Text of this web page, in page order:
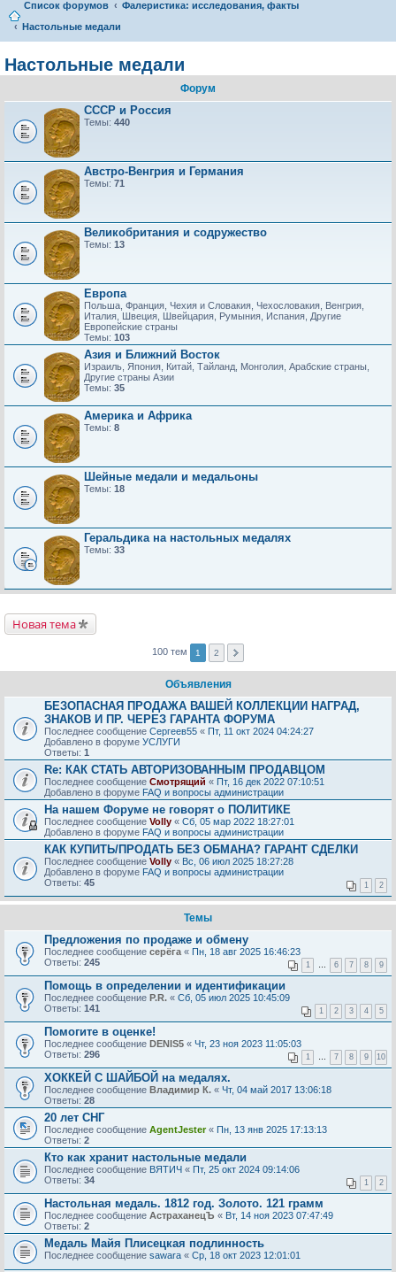
Список форумов
Фалеристика: исследования, факты
Настольные медали
Настольные медали
Форум
СССР и Россия
Темы: 440
Австро-Венгрия и Германия
Темы: 71
Великобритания и содружество
Темы: 13
Европа
Польша, Франция, Чехия и Словакия, Чехословакия, Венгрия,
Италия, Швеция, Швейцария, Румыния, Испания, Другие
Европейские страны
Темы: 103
Азия и Ближний Восток
Израиль, Япония, Китай, Тайланд, Монголия, Арабские страны,
Другие страны Азии
Темы: 35
Америка и Африка
Темы: 8
Шейные медали и медальоны
Темы: 18
Геральдика на настольных медалях
Темы: 33
Новая тема
100 тем 1 2
Объявления
БЕЗОПАСНАЯ ПРОДАЖА ВАШЕЙ КОЛЛЕКЦИИ НАГРАД,
ЗНАКОВ И ПР. ЧЕРЕЗ ГАРАНТА ФОРУМА
Последнее сообщение Сергеев55 « Пт, 11 окт 2024 04:24:27
Добавлено в форуме УСЛУГИ
Ответы: 1
Re: КАК СТАТЬ АВТОРИЗОВАННЫМ ПРОДАВЦОМ
Последнее сообщение Смотрящий « Пт, 16 дек 2022 07:10:51
Добавлено в форуме FAQ и вопросы администрации
На нашем Форуме не говорят о ПОЛИТИКЕ
Последнее сообщение Volly « Сб, 05 мар 2022 18:27:01
Добавлено в форуме FAQ и вопросы администрации
КАК КУПИТЬ/ПРОДАТЬ БЕЗ ОБМАНА? ГАРАНТ СДЕЛКИ
Последнее сообщение Volly « Вс, 06 июл 2025 18:27:28
Добавлено в форуме FAQ и вопросы администрации
Ответы: 45 1 2
Темы
Предложения по продаже и обмену
Последнее сообщение серёга « Пн, 18 авг 2025 16:46:23
Ответы: 245 1 … 6 7 8 9
Помощь в определении и идентификации
Последнее сообщение P.R. « Сб, 05 июл 2025 10:45:09
Ответы: 141 1 2 3 4 5
Помогите в оценке!
Последнее сообщение DENIS5 « Чт, 23 ноя 2023 11:05:03
Ответы: 296 1 … 7 8 9 10
ХОККЕЙ С ШАЙБОЙ на медалях.
Последнее сообщение Владимир К. « Чт, 04 май 2017 13:06:18
Ответы: 28
20 лет СНГ
Последнее сообщение AgentJester« Пн, 13 янв 2025 17:13:13
Ответы: 2
Кто как хранит настольные медали
Последнее сообщение ВЯТИЧ « Пт, 25 окт 2024 09:14:06
Ответы: 34 1 2
Настольная медаль. 1812 год. Золото. 121 грамм
Последнее сообщение АстраханецЪ « Вт, 14 ноя 2023 07:47:49
Ответы: 2
Медаль Майя Плисецкая подлинность
Последнее сообщение sawara « Ср, 18 окт 2023 12:01:01